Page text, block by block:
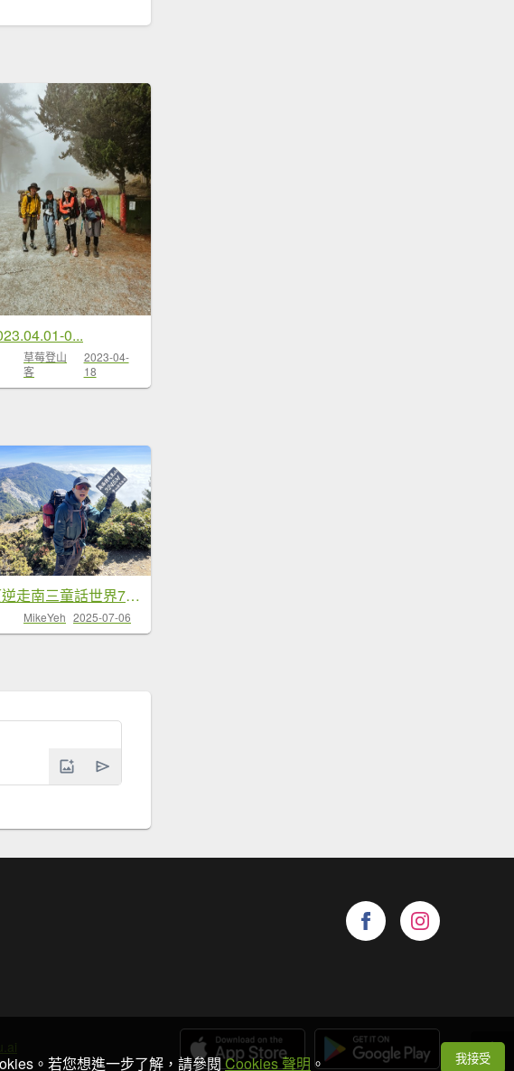
0...
草莓登山
客
2023-04-
18
【逆走南三童話世界7日D5】再會童...
MikeYeh 2025-07-06
。若您想進一步了解，請參閱Cookies 聲明 。 我接受